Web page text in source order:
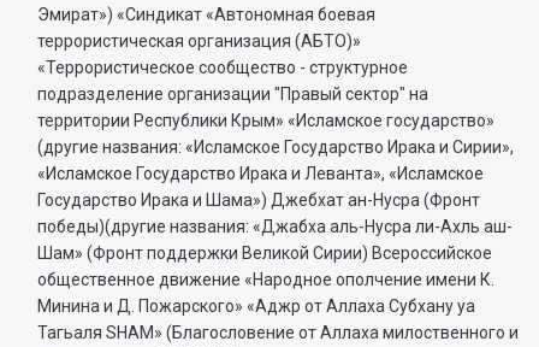
Эмират») «Синдикат «Автономная боевая
террористическая организация (АБТО)»
«Террористическое сообщество - структурное
подразделение организации "Правый сектор" на
территории Республики Крым» «Исламское государство»
(другие названия: «Исламское Государство Ирака и Сирии»,
«Исламское Государство Ирака и Леванта», «Исламское
Государство Ирака и Шама») Джебхат ан-Нусра (Фронт
победы)(другие названия: «Джабха аль-Нусра ли-Ахль аш-
Шам» (Фронт поддержки Великой Сирии) Всероссийское
общественное движение «Народное ополчение имени К.
Минина и Д. Пожарского» «Аджр от Аллаха Субхану уа
Тагьаля SHAM» (Благословение от Аллаха милоственного и